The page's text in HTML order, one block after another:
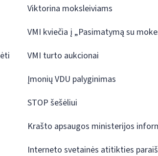
Viktorina moksleiviams
VMI kviečia į „Pasimatymą su
VMI turto aukcionai
Įmonių VDU palyginimas
STOP šešėliui
Krašto apsaugos ministerijos
Interneto svetainės atitikties